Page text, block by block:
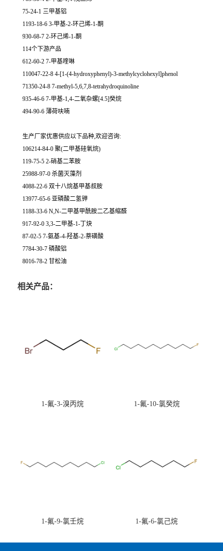
75-24-1 三甲基铝
1193-18-6 3-甲基-2-环己烯-1-酮
930-68-7 2-环己烯-1-酮
114个下游产品
612-60-2 7-甲基喹啉
110047-22-8 4-[1-(4-hydroxyphenyl)-3-methylcyclohexyl]phenol
71350-24-8 7-methyl-5,6,7,8-tetrahydroquinoline
935-46-6 7-甲基-1,4-二氧杂螺[4.5]癸烷
494-90-6 薄荷呋喃
生产厂家优惠供应以下品种,欢迎咨询:
106214-84-0 聚(二甲基硅氧烷)
119-75-5 2-硝基二苯胺
25988-97-0 杀菌灭藻剂
4088-22-6 双十八烷基甲基叔胺
13977-65-6 亚磷酸二氢钾
1188-33-6 N,N-二甲基甲酰胺二乙基缩醛
917-92-0 3,3-二甲基-1-丁炔
87-02-5 7-氨基-4-羟基-2-萘磺酸
7784-30-7 磷酸铝
8016-78-2 甘松油
相关产品：
1-氟-3-溴丙烷 1-氟-10-氯癸烷
1-氟-9-氯壬烷 1-氟-6-氯己烷